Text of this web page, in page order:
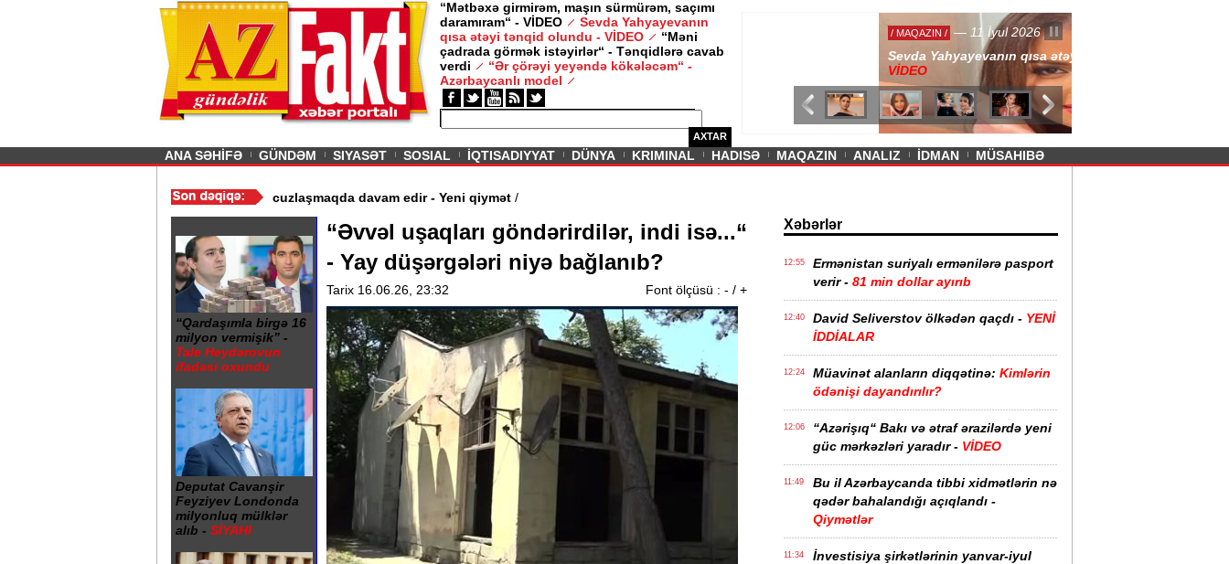
“Mətbəxə girmirəm, maşın sürmürəm, saçımı
daramıram“ - VİDEO
Sevda Yahyayevanın
qısa ətəyi tənqid olundu - VİDEO
“Məni
çadrada görmək istəyirlər“ - Tənqidlərə cavab
verdi
“Ər çörəyi yeyəndə kökələcəm“ -
Azərbaycanlı model
AXTAR
— 11 İyul 2026
Sevda Yahyayevanın qısa ətəyi tənqid olundu -
Previous
ANA SƏHİFƏ GÜNDƏM SIYASƏT SOSIAL İQTISADIYYAT DÜNYA KRIMINAL HADISƏ MAQAZIN ANALIZ İDMAN MÜSAHIBƏ
istismarı dayandırıldı - Video /Azərbaycan nefti ucuzlaşmaqda davam edir - Yeni qiymət
“Qardaşımla birgə 16
milyon vermişik” -
Tale Heydərovun
ifadəsi oxundu
Deputat Cavanşir
Feyziyev Londonda
milyonluq mülklər
alıb - SİYAHI
“Əvvəl uşaqları göndərirdilər, indi isə...“
- Yay düşərgələri niyə bağlanıb?
Tarix 16.06.26, 23:32 Font ölçüsü : - / +
Xəbərlər
12:55
Ermənistan suriyalı ermənilərə pasport
verir - 81 min dollar ayırıb
12:40 David Seliverstov ölkədən qaçdı - YENİ
İDDİALAR
12:24 Müavinət alanların diqqətinə: Kimlərin
ödənişi dayandırılır?
12:06
“Azərişıq“ Bakı və ətraf ərazilərdə yeni
güc mərkəzləri yaradır - VİDEO
11:49
Bu il Azərbaycanda tibbi xidmətlərin nə
qədər bahalandığı açıqlandı -
Qiymətlər
11:34
İnvestisiya şirkətlərinin yanvar-iyul